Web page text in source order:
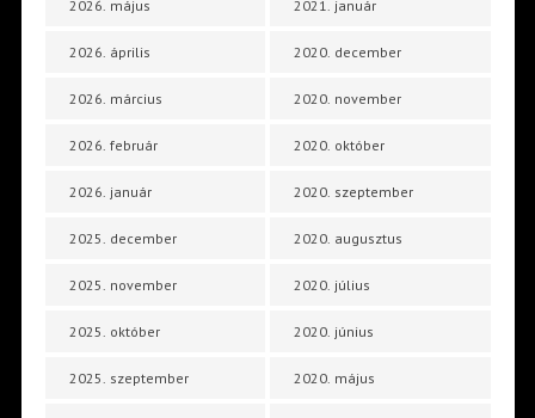
2026. május
2026. április
2026. március
2026. február
2026. január
2025. december
2025. november
2025. október
2025. szeptember
2021. január
2020. december
2020. november
2020. október
2020. szeptember
2020. augusztus
2020. július
2020. június
2020. május